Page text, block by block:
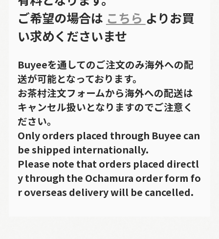
ご希望の場合は こちら よりお買
い求めくださいませ
Buyeeを通してのご注文のみ海外への配
送が可能となっております。
お茶村注文フォームから海外への配送は
キャンセル扱いとなりますのでご注意く
ださい。
Only orders placed through Buyee can
be shipped internationally.
Please note that orders placed directl
y through the Ochamura order form fo
r overseas delivery will be cancelled.